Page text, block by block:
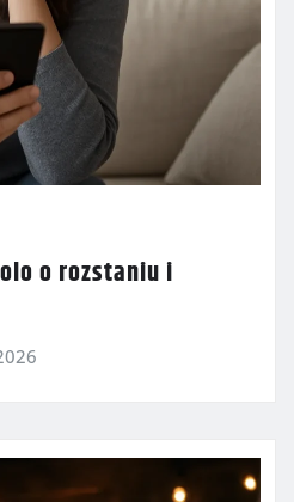
o rozstaniu i